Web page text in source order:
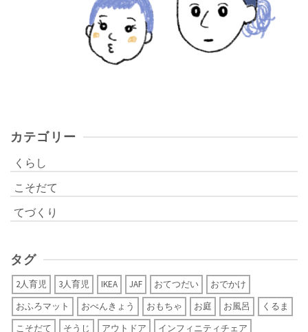
カテゴリー
くらし
こそだて
てづくり
タグ
2人育児 3人育児 IKEA JAF おてつだい
おでかけ
おふろマット
おべんきょう おもちゃ お庭 お風呂
くるま
こそだて
そうじ アウトドア
インフィニティチェア